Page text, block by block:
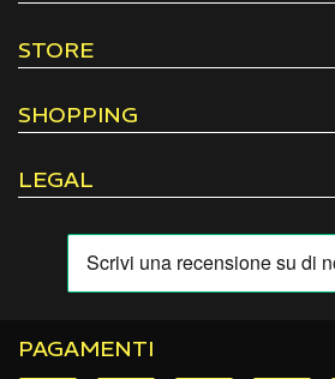
STORE
SHOPPING
LEGAL
PAGAMENTI